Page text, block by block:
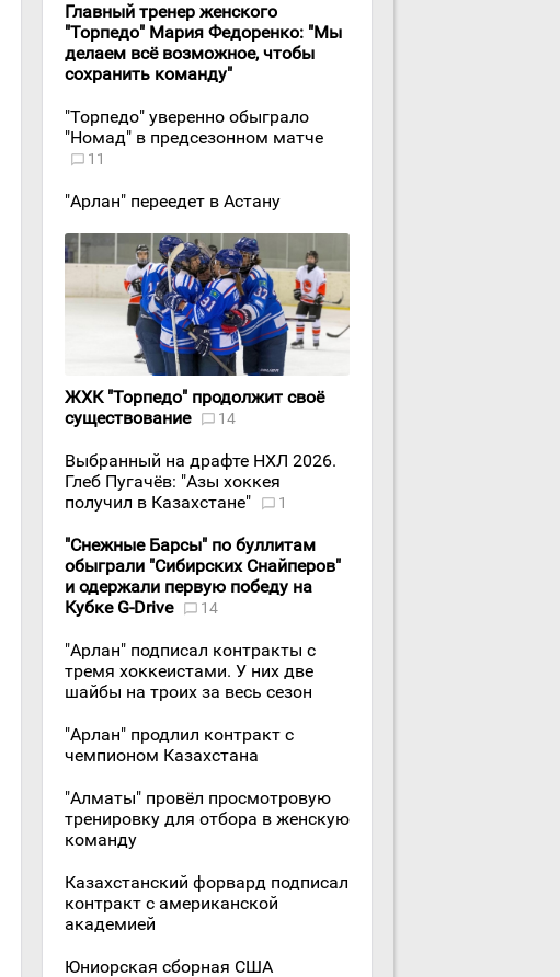
Главный тренер женского
"Торпедо" Мария Федоренко: "Мы
делаем всё возможное, чтобы
сохранить команду"
"Торпедо" уверенно обыграло
"Номад" в предсезонном матче
11
"Арлан" переедет в Астану
ЖХК "Торпедо" продолжит своё
существование
14
Выбранный на драфте НХЛ 2026.
Глеб Пугачёв: "Азы хоккея
получил в Казахстане"
1
"Снежные Барсы" по буллитам
обыграли "Сибирских Снайперов"
и одержали первую победу на
Кубке G-Drive
14
"Арлан" подписал контракты с
тремя хоккеистами. У них две
шайбы на троих за весь сезон
"Арлан" продлил контракт с
чемпионом Казахстана
"Алматы" провёл просмотровую
тренировку для отбора в женскую
команду
Казахстанский форвард подписал
контракт с американской
академией
Юниорская сборная США